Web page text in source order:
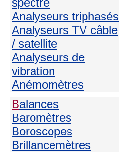
spectre
Analyseurs triphasés
Analyseurs TV câble
/ satellite
Analyseurs de
vibration
Anémomètres
Balances
Baromètres
Boroscopes
Brillancemètres